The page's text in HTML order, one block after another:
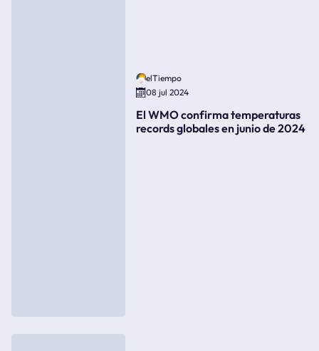
elTiempo
08 jul 2024
El WMO confirma temperaturas
records globales en junio de 2024